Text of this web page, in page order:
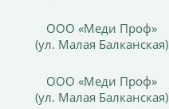
ООО «Меди Проф»
(ул. Малая Балканская)
ООО «Меди Проф»
(ул. Малая Балканская)